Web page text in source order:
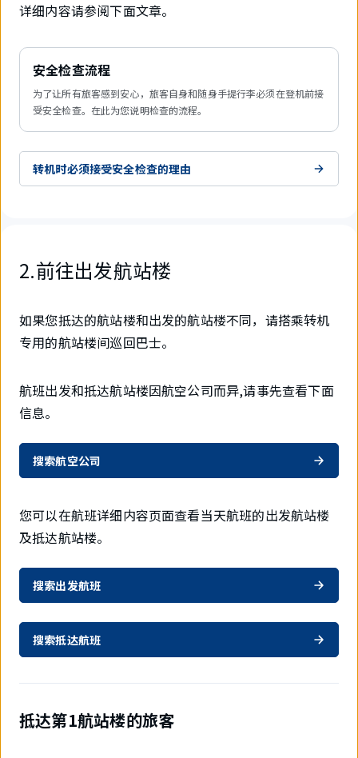
详细内容请参阅下面文章。
安全检查流程
为了让所有旅客感到安心，旅客自身和随身手提行李必须在登机前接
受安全检查。在此为您说明检查的流程。
转机时必须接受安全检查的理由
2.前往出发航站楼
如果您抵达的航站楼和出发的航站楼不同，请搭乘转机
专用的航站楼间巡回巴士。
航班出发和抵达航站楼因航空公司而异,请事先查看下面
信息。
搜索航空公司
您可以在航班详细内容页面查看当天航班的出发航站楼
及抵达航站楼。
搜索出发航班
搜索抵达航班
抵达第1航站楼的旅客